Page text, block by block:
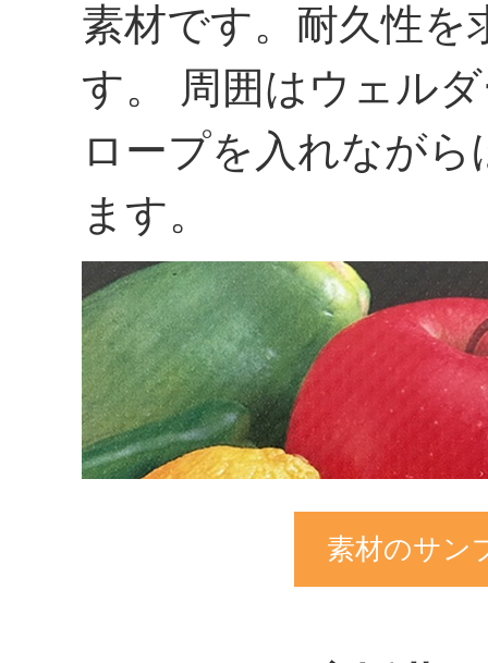
素材です。耐久性
す。 周囲はウェル
ロープを入れなが
ます。
素材のサン